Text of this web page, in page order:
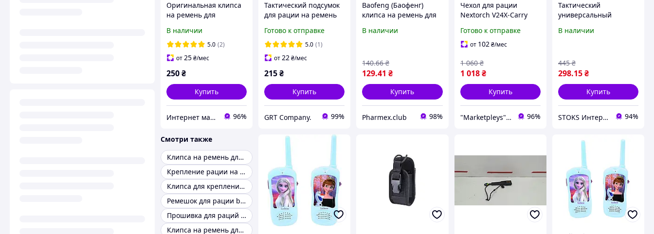
Оригинальная клипса
на ремень для
DP4400/4401/4800/4801
В наличии
5.0 (2)
от25₴/мес
250₴
Купить
Интернет магазин Store7 96%
Тактический подсумок
для рации на ремень
Цвет армейский
жёлтый (койот).
Готово к отправке
5.0 (1)
от22₴/мес
215₴
Купить
GRT Company. 99%
Baofeng (Баофенг)
клипса на ремень для
сталь черная
В наличии
129.41 ₴
140.66 ₴
Купить
Pharmex.club 98%
Чехол для рации
Nextorch V24X-Carry
мм 75x75x150, Кобура
для рации Нейлон
Готово к отправке
от 102 ₴/мес
1 018 ₴
1 060 ₴
Купить
"Marketpleys" - превращайте свои желания в реальность на нашем маркетплейсе! 96%
Тактический
универсальный
ремнем масла для
В наличии
298.15₴
445 ₴
Купить
STOKS Интернет магазин стокового товара с Европы и США 94%
Смотри также
Клипса на ремень для раций motorola
Крепление рации на ремень
Клипса для крепления рации на ремень
Ремешок для рации baofeng uv-82
Прошивка для раций Р7
Клипса на ремень для радиостанций моторола